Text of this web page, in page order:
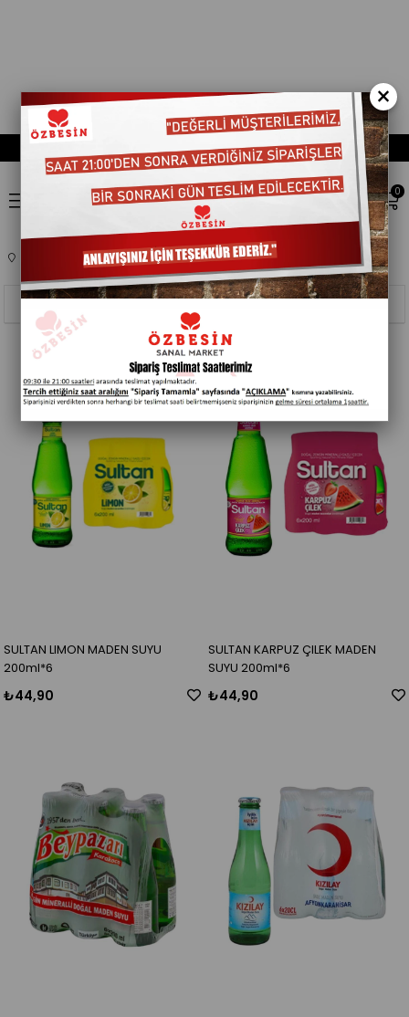
0
IÇEÇEK SODA
Filtreleme
Sıralama
SULTAN LIMON MADEN SUYU
200ml*6
₺44,90
SULTAN KARPUZ ÇILEK MADEN
SUYU 200ml*6
₺44,90
×